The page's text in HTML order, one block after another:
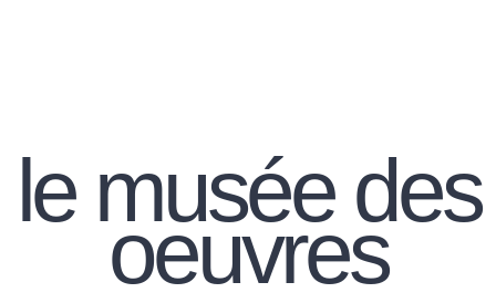
le musée des
oeuvres